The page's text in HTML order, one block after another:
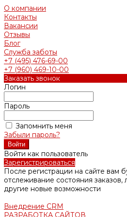
О компании
Контакты
Вакансии
Отзывы
Блог
Служба заботы
+7 (495) 476-69-00
+7 (960) 469-10-00
Заказать звонок
Логин
Пароль
Запомнить меня
Забыли пароль?
Войти как пользователь
Зарегистрироваться
После регистрации на сайте вам
отслеживание состояния заказов,
другие новые возможности
Внедрение CRM
РАЗРАБОТКА САЙТОВ